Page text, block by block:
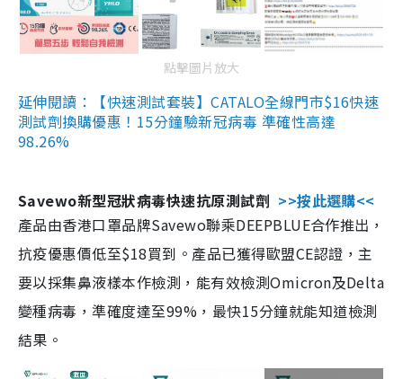
點擊圖片放大
延伸閱讀：【快速測試套裝】CATALO全線門市$16快速
測試劑換購優惠！15分鐘驗新冠病毒 準確性高達
98.26%
Savewo新型冠狀病毒快速抗原測試劑 >>按此選購<<
產品由香港口罩品牌Savewo聯乘DEEPBLUE合作推出，
抗疫優惠價低至$18買到。產品已獲得歐盟CE認證，主
要以採集鼻液樣本作檢測，能有效檢測Omicron及Delta
變種病毒，準確度達至99%，最快15分鐘就能知道檢測
結果。